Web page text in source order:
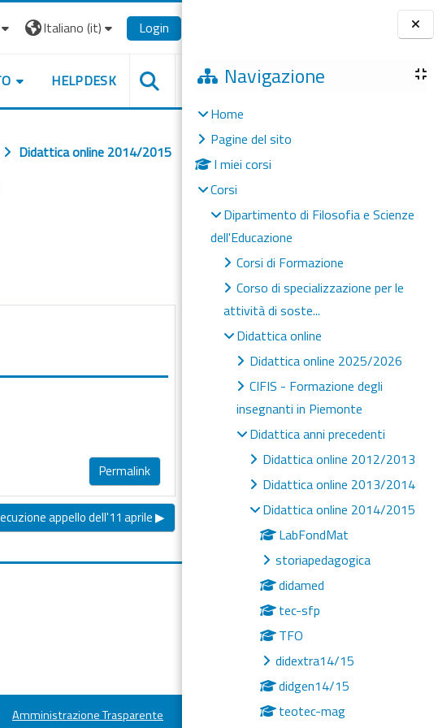
Blocchi
Navigazione
Home
Pagine del sito
I miei corsi
Corsi
Dipartimento di Filosofia e Scienze
dell'Educazione
Corsi di Formazione
Corso di specializzazione per le
attività di soste...
Didattica online
Didattica online 2025/2026
CIFIS - Formazione degli
insegnanti in Piemonte
Didattica anni precedenti
Didattica online 2012/2013
Didattica online 2013/2014
Didattica online 2014/2015
LabFondMat
storiapedagogica
didamed
tec-sfp
TFO
didextra14/15
didgen14/15
teotec-mag
Italiano ‎(it)‎ Login
HELPDESK
Didattica online 2014/2015
Permalink
appello dell'11 aprile ▶︎
Amministrazione Trasparente